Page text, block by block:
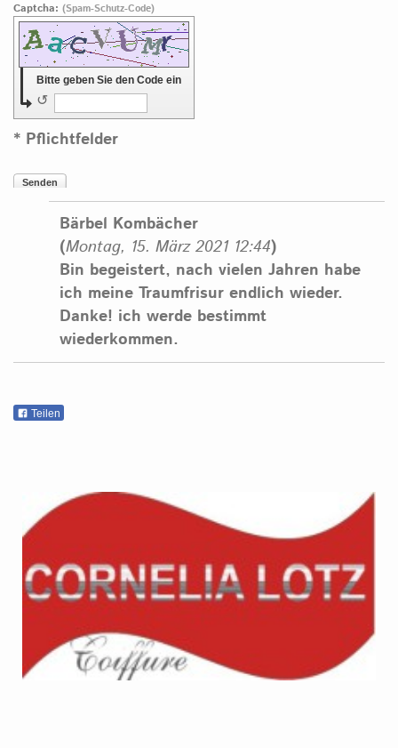
Captcha: (Spam-Schutz-Code)
Bitte geben Sie den Code ein
↺
* Pflichtfelder
Senden
Bärbel Kombächer
(Montag, 15. März 2021 12:44)
Bin begeistert, nach vielen Jahren habe
ich meine Traumfrisur endlich wieder.
Danke! ich werde bestimmt
wiederkommen.
Teilen